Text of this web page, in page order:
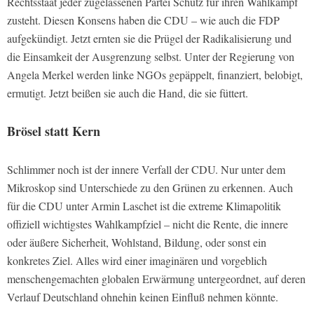
zusteht. Diesen Konsens haben die CDU – wie auch die FDP
aufgekündigt. Jetzt ernten sie die Prügel der Radikalisierung und
die Einsamkeit der Ausgrenzung selbst. Unter der Regierung von
Angela Merkel werden linke NGOs gepäppelt, finanziert, belobigt,
ermutigt. Jetzt beißen sie auch die Hand, die sie füttert.
Brösel statt Kern
Schlimmer noch ist der innere Verfall der CDU. Nur unter dem
Mikroskop sind Unterschiede zu den Grünen zu erkennen. Auch
für die CDU unter Armin Laschet ist die extreme Klimapolitik
offiziell wichtigstes Wahlkampfziel – nicht die Rente, die innere
oder äußere Sicherheit, Wohlstand, Bildung, oder sonst ein
konkretes Ziel. Alles wird einer imaginären und vorgeblich
menschengemachten globalen Erwärmung untergeordnet, auf deren
Verlauf Deutschland ohnehin keinen Einfluß nehmen könnte.